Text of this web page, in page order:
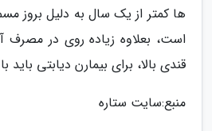
ها کمتر از یک سال به دلیل بروز
است، بعلاوه زیاده روی در مصرف
قندی بالا، برای بیمارن دیابتی
منبع:سایت ستاره